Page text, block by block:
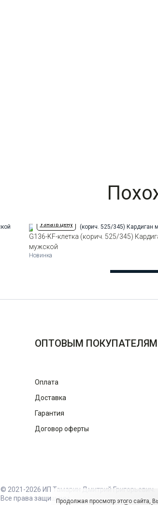
Узнать цену
G136-KF-клетка (корич. 525/345)
мужской
Новинка
ОПТОВЫМ ПОКУПАТЕЛЯМ
Оплата
Доставка
Гарантия
Договор оферты
© 2021-2026 ИП Тамарин Дмитрий Григорьевич.
Все права защищеныПродолжая просмотр этого сайта,